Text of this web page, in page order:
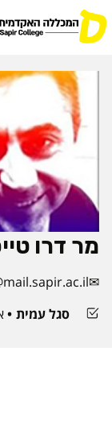
מר דרו
סגל עמית